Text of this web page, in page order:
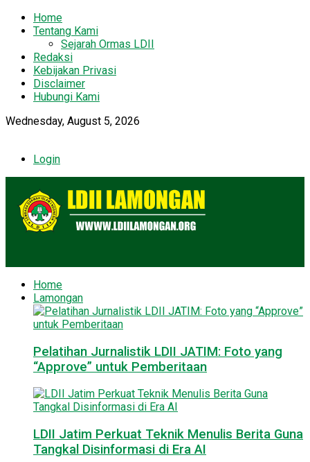
Home
Tentang Kami
Sejarah Ormas LDII
Redaksi
Kebijakan Privasi
Disclaimer
Hubungi Kami
Wednesday, August 5, 2026
Login
Home
Lamongan
Pelatihan Jurnalistik LDII JATIM: Foto yang
“Approve” untuk Pemberitaan
LDII Jatim Perkuat Teknik Menulis Berita Guna
Tangkal Disinformasi di Era AI